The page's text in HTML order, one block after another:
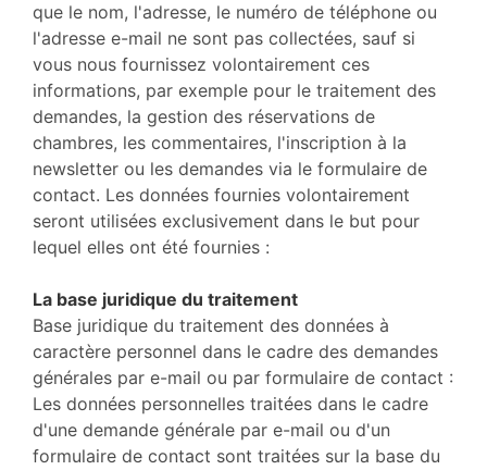
que le nom, l'adresse, le numéro de téléphone ou
l'adresse e-mail ne sont pas collectées, sauf si
vous nous fournissez volontairement ces
informations, par exemple pour le traitement des
demandes, la gestion des réservations de
chambres, les commentaires, l'inscription à la
newsletter ou les demandes via le formulaire de
contact. Les données fournies volontairement
seront utilisées exclusivement dans le but pour
lequel elles ont été fournies :
La base juridique du traitement
Base juridique du traitement des données à
caractère personnel dans le cadre des demandes
générales par e-mail ou par formulaire de contact :
Les données personnelles traitées dans le cadre
d'une demande générale par e-mail ou d'un
formulaire de contact sont traitées sur la base du